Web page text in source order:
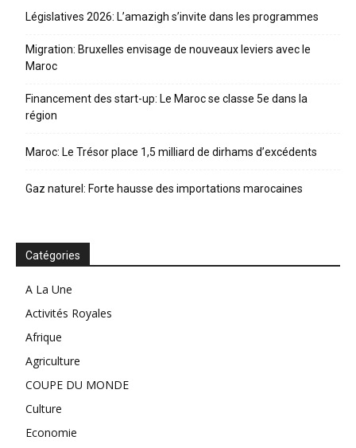
Législatives 2026: L’amazigh s’invite dans les programmes
Migration: Bruxelles envisage de nouveaux leviers avec le
Maroc
Financement des start-up: Le Maroc se classe 5e dans la
région
Maroc: Le Trésor place 1,5 milliard de dirhams d’excédents
Gaz naturel: Forte hausse des importations marocaines
Catégories
A La Une
Activités Royales
Afrique
Agriculture
COUPE DU MONDE
Culture
Economie